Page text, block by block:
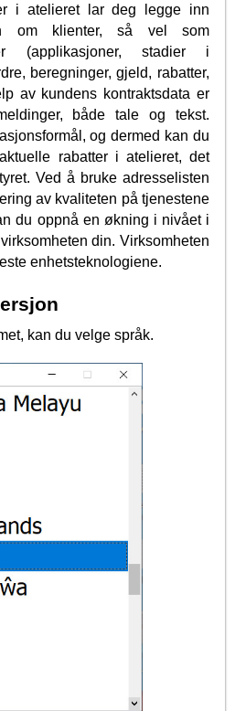
i atelieret lar deg legge inn
om klienter, så vel som
(applikasjoner, stadier i
beregninger, gjeld, rabatter,
av kundens kontraktsdata er
både tale og tekst.
og dermed kan du
rabatter i atelieret, det
Ved å bruke adresselisten
av kvaliteten på tjenestene
du oppnå en økning i nivået i
din. Virksomheten
enhetsteknologiene.
kan du velge språk.